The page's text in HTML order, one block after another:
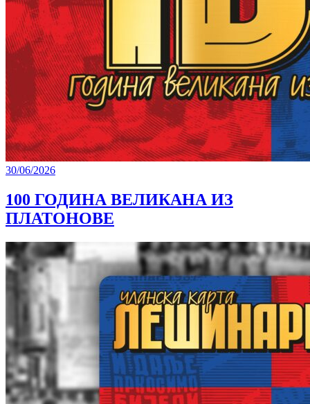
30/06/2026
100 ГОДИНА ВЕЛИКАНА ИЗ
ПЛАТОНОВЕ